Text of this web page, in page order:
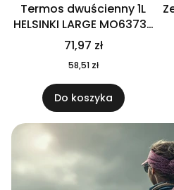
Termos dwuścienny 1L
HELSINKI LARGE MO6373-
04
71,97 zł
58,51 zł
Do koszyka